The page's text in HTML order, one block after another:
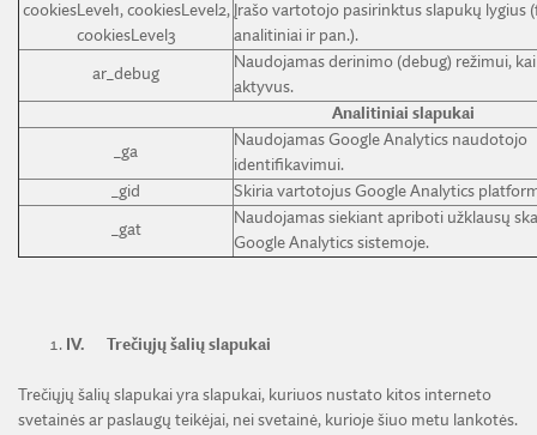
cookiesLevel1, cookiesLevel2,
cookiesLevel3
Įrašo vartotojo pasirinktus slapukų lygius
analitiniai ir pan.).
ar_debug
Naudojamas derinimo (debug) režimui,
aktyvus.
Analitiniai slapukai
_ga
Naudojamas Google Analytics naudotojo
identifikavimui.
_gid
Skiria vartotojus Google Analytics
_gat
Naudojamas siekiant apriboti užklausų
Google Analytics sistemoje.
IV. Trečiųjų šalių slapukai
Trečiųjų šalių slapukai yra slapukai, kuriuos nustato kitos interneto
svetainės ar paslaugų teikėjai, nei svetainė, kurioje šiuo metu lankotės.